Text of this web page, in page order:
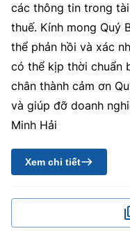
các thông tin trong
thuế. Kính mong Quý
thể phản hồi và xác
có thể kịp thời chuẩn
chân thành cảm ơn
và giúp đỡ doanh
Minh Hải
Xem chi tiết